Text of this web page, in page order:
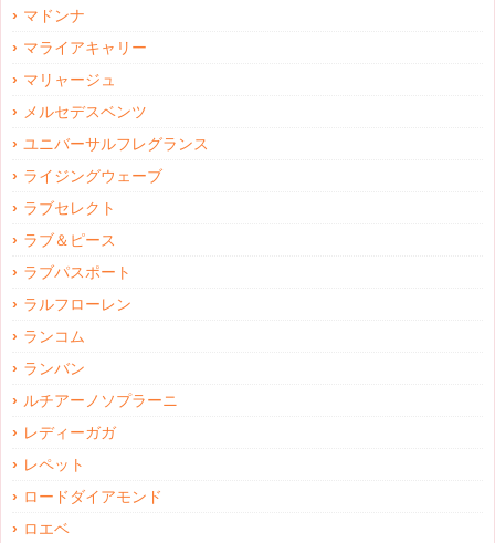
マドンナ
マライアキャリー
マリャージュ
メルセデスベンツ
ユニバーサルフレグランス
ライジングウェーブ
ラブセレクト
ラブ＆ピース
ラブパスポート
ラルフローレン
ランコム
ランバン
ルチアーノソプラーニ
レディーガガ
レペット
ロードダイアモンド
ロエベ